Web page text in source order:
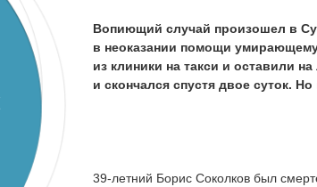
Вопиющий случай произошел в
в неоказании помощи
из клиники на такси и оставили
и скончался спустя двое суток.
39-летний Борис Соколков был